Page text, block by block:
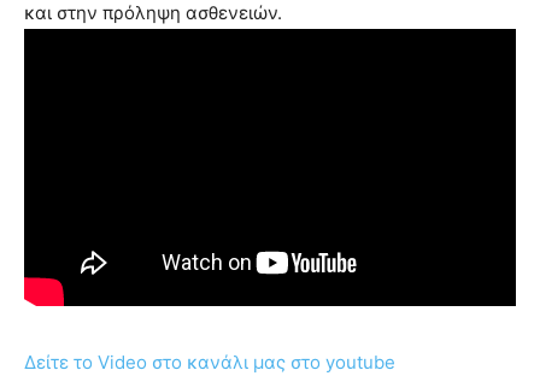
και στην πρόληψη ασθενειών.
Δείτε το Video στο κανάλι μας στο youtube